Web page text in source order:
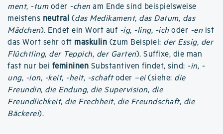
ment, -tumoder -chen am Ende sind beispielsweise
meistens neutral (das Medikament, das Datum, das
Mädchen). Endet ein Wort auf -ig, -ling, -ich oder -en ist
das Wort sehr oft maskulin (zum Beispiel: der Essig, der
Flüchtling, der Teppich, der Garten). Suffixe, die man
fast nur bei femininen Substantiven findet, sind: -in, -
ung, -ion, -keit, -heit, -schaftoder –ei(siehe: die
Freundin, die Endung, die Supervision, die
Freundlichkeit, die Frechheit, die Freundschaft, die
Bäckerei).